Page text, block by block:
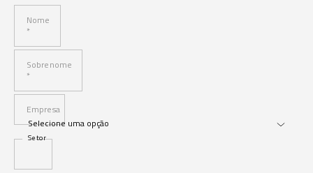
Nome
*
Sobrenome
*
Empresa
Setor